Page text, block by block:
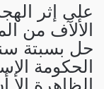
على إثر
الألآف من
حل بسبتة
الحكومة
الظاهرة